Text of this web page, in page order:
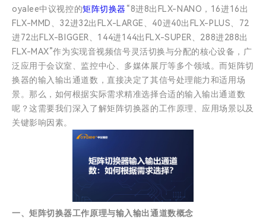
oyalee中议视控的矩阵切换器 “8进8出FLX-NANO，16进16出
FLX-MMD、32进32出FLX-LARGE、40进40出FLX-PLUS、72
进72出FLX-BIGGER、144进144出FLX-SUPER、288进288出
FLX-MAX”作为实现音视频信号灵活切换与分配的核心设备，广
泛应用于会议室、监控中心、多媒体展厅等多个领域。而矩阵切
换器的输入输出通道数，直接决定了其信号处理能力和适用场
景。那么，如何根据实际需求精准选择合适的输入输出通道数
呢？这需要我们深入了解矩阵切换器的工作原理、应用场景以及
关键影响因素。
一、矩阵切换器工作原理与输入输出通道数概念